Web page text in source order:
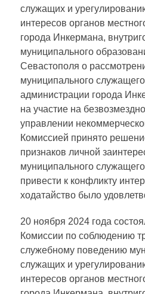
служащих и
интересов органов
города Инкермана,
муниципального
Севастополя о
муниципального
администрации города
на участие на
управлении
Комиссией принято
признаков личной
муниципального
привести к конфликту
ходатайство было
20 ноября 2024 года
Комиссии по соблюдению
служебному поведению
служащих и
интересов органов